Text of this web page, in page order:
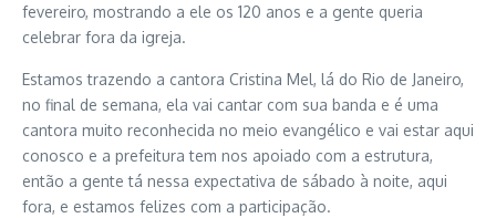
fevereiro, mostrando a ele os 120 anos e a gente queria
celebrar fora da igreja.
Estamos trazendo a cantora Cristina Mel, lá do Rio de Janeiro,
no final de semana, ela vai cantar com sua banda e é uma
cantora muito reconhecida no meio evangélico e vai estar aqui
conosco e a prefeitura tem nos apoiado com a estrutura,
então a gente tá nessa expectativa de sábado à noite, aqui
fora, e estamos felizes com a participação.